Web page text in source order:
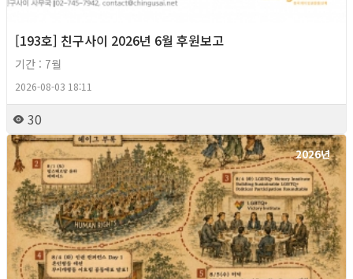
[193호] 친구사이 2026년 6월 후원보고
기간 : 7월
2026-08-03 18:11
30
2026년